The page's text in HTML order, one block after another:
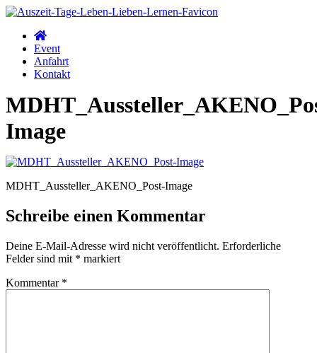
Zum
wechseln
Event
Anfahrt
Kontakt
Image
MDHT_Aussteller_AKENO_Post-Image
Schreibe einen Kommentar
Deine E-Mail-Adresse wird nicht veröffentlicht. Erforderliche
Felder sind mit * markiert
Kommentar *